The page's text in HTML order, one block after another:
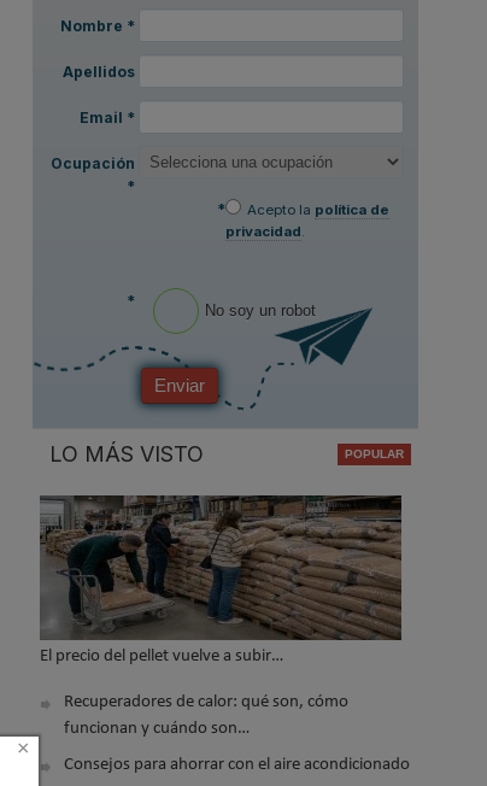
Nombre *
Apellidos
Email *
Ocupación
*
*
Acepto la política de
privacidad.
* No soy un robot
Enviar
LO MÁS VISTO
El precio del pellet vuelve a subir…
Recuperadores de calor: qué son, cómo
funcionan y cuándo son…
Consejos para ahorrar con el aire acondicionado
×